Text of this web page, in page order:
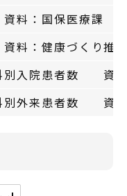
料：国保医療課
料：健康づくり推
別入院患者数 資
別外来患者数 資